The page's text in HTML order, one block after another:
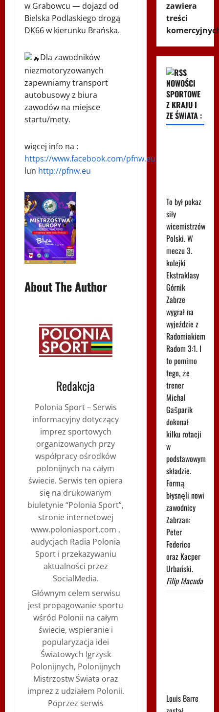
w Grabowcu — dojazd od
Bielska Podlaskiego drogą
DK66 w kierunku Brańska.
Dla zawodników
niezmotoryzowanych
zapewniamy transport
autobusowy z biura
zawodów na miejsce
startu/mety.
więcej info na :
https://www.facebook.com/pfnw.eu
lun http://pfnw.eu
About The Author
Redakcja
Polonia Sport – Serwis
informacyjny dotyczący
imprez sportowych
organizowanych przy
współpracy ośrodków
polonijnych na całym
świecie. Serwis ten opiera
się na drukowanym
biuletynie “Polonia Sport”,
stronie internetowej
www.poloniasport.com ,
audycjach Radia Polonia
Sport i przekazywaniu
aktualności przez
SocialMedia.
Głównym celem serwisu
jest propagowanie sportu
wśród Polonii na całym
świecie, wspieranie i
popularyzacja idei
Światowych Igrzysk
Polonijnych, Polonijnych
Mistrzostw Świata oraz
imprez z udziałem Polonii.
Poprzez serwis
zawiera
treści
NOWOŚCI
SPORTOWE
Z KRAJU I
ZE ŚWIATA :
To był pokaz
siły
wicemistrzów
Polski. W
meczu 3.
kolejki
Ekstraklasy
Górnik
Zabrze
wygrał na
wyjeździe z
Radomiakiem
Radom 3:1. I
to pomimo
tego, że
trener
Michal
Gašparik
dokonał
kilku rotacji
w
podstawowym
składzie.
Formą
błysnęli nowi
zawodnicy
Zabrzan:
Peter
Federico
oraz Kacper
Urbański.
Filip Macuda
Louis Barre